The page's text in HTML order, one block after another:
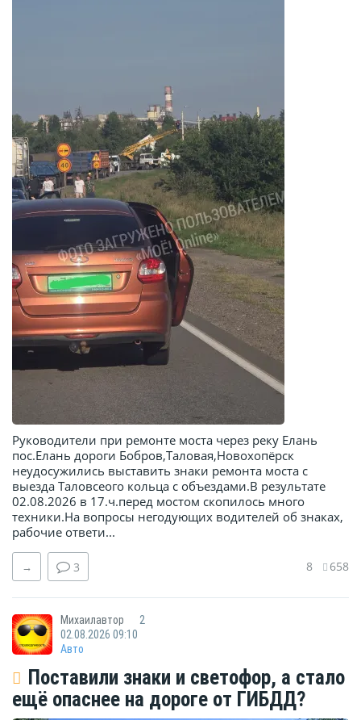
Руководители при ремонте моста через реку Елань
пос.Елань дороги Бобров,Таловая,Новохопёрск
неудосужились выставить знаки ремонта моста с
выезда Таловсеого кольца с объездами.В результате
02.08.2026 в 17.ч.перед мостом скопилось много
техники.На вопросы негодующих водителей об знаках,
рабочие ответи...
→ 3 8 658
Михаилавтор
2
02.08.2026 09:10
Авто
Поставили знаки и светофор, а стало
ещё опаснее на дороге от ГИБДД?